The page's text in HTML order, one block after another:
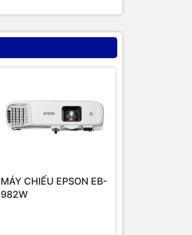
MÁY CHIẾU EPSON EB-
982W